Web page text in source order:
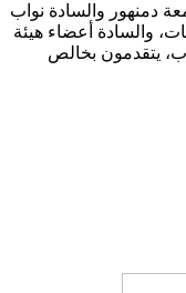
الأستاذ الدكتور / إلهامي ترابيس - رئيس جامعة دمنهور والسادة نواب
رئيس الجامعة، والسادة عمداء ووكلاء الكليات، والسادة أعضاء هيئة
التدريس والهيئة المعاونة، والعاملين والطلاب، يتقدمون بخالص